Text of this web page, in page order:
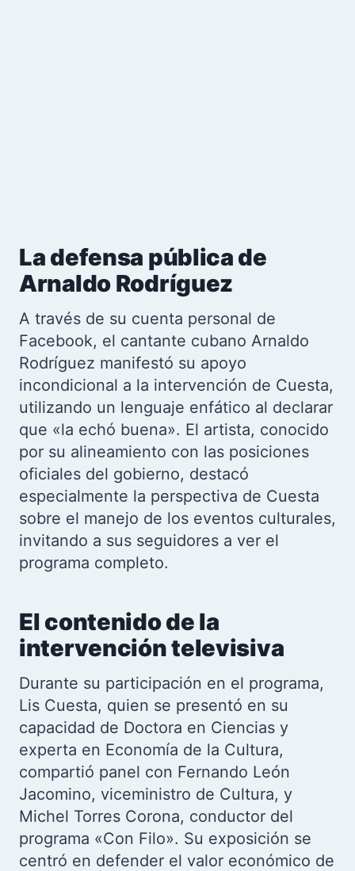
La defensa pública de
Arnaldo Rodríguez
A través de su cuenta personal de
Facebook, el cantante cubano Arnaldo
Rodríguez manifestó su apoyo
incondicional a la intervención de Cuesta,
utilizando un lenguaje enfático al declarar
que «la echó buena». El artista, conocido
por su alineamiento con las posiciones
oficiales del gobierno, destacó
especialmente la perspectiva de Cuesta
sobre el manejo de los eventos culturales,
invitando a sus seguidores a ver el
programa completo.
El contenido de la
intervención televisiva
Durante su participación en el programa,
Lis Cuesta, quien se presentó en su
capacidad de Doctora en Ciencias y
experta en Economía de la Cultura,
compartió panel con Fernando León
Jacomino, viceministro de Cultura, y
Michel Torres Corona, conductor del
programa «Con Filo». Su exposición se
centró en defender el valor económico de